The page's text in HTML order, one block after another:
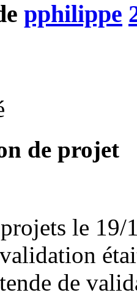
pphilippe
de projet
le 19/
de